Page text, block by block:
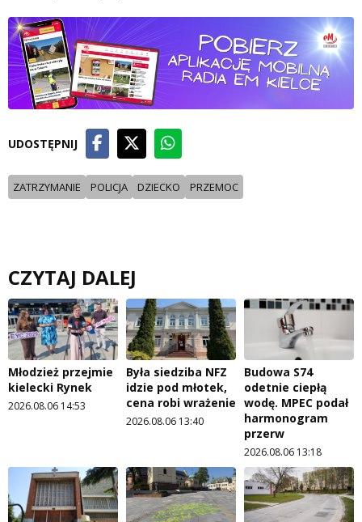
UDOSTĘPNIJ
ZATRZYMANIE POLICJA DZIECKO PRZEMOC
CZYTAJ DALEJ
Młodzież przejmie
kielecki Rynek
2026.08.06 14:53
Była siedziba NFZ
idzie pod młotek,
cena robi wrażenie
2026.08.06 13:40
Budowa S74
odetnie ciepłą
wodę. MPEC podał
harmonogram
przerw
2026.08.06 13:18